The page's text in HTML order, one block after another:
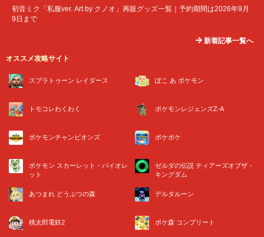
初音ミク「私服ver. Art by クノオ」再販グッズ一覧｜予約期間は2026年9月
9日まで
新着記事一覧へ
オススメ攻略サイト
スプラトゥーン レイダース ぽこ あ ポケモン
トモコレわくわく ポケモンレジェンズZ-A
ポケモンチャンピオンズ ポケポケ
ポケモン スカーレット・バイオレ
ット
ゼルダの伝説 ティアーズオブザ・
キングダム
あつまれ どうぶつの森 デルタルーン
桃太郎電鉄2 ポケ森 コンプリート